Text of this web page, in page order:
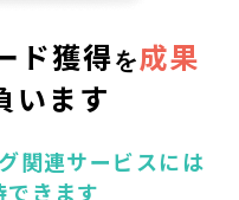
ド獲得を成果
います
関連サービスには
きます